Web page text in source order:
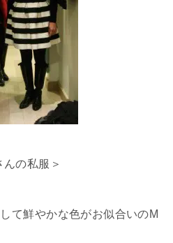
んの私服＞
て鮮やかな色がお似合いのM